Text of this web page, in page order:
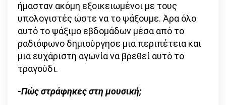
ήμασταν ακόμη εξοικειωμένοι με τους
υπολογιστές ώστε να το ψάξουμε. Άρα όλο
αυτό το ψάξιμο εβδομάδων μέσα από το
ραδιόφωνο δημιούργησε μια περιπέτεια και
μια ευχάριστη αγωνία να βρεθεί αυτό το
τραγούδι.
-Πώς στράφηκες στη μουσική;